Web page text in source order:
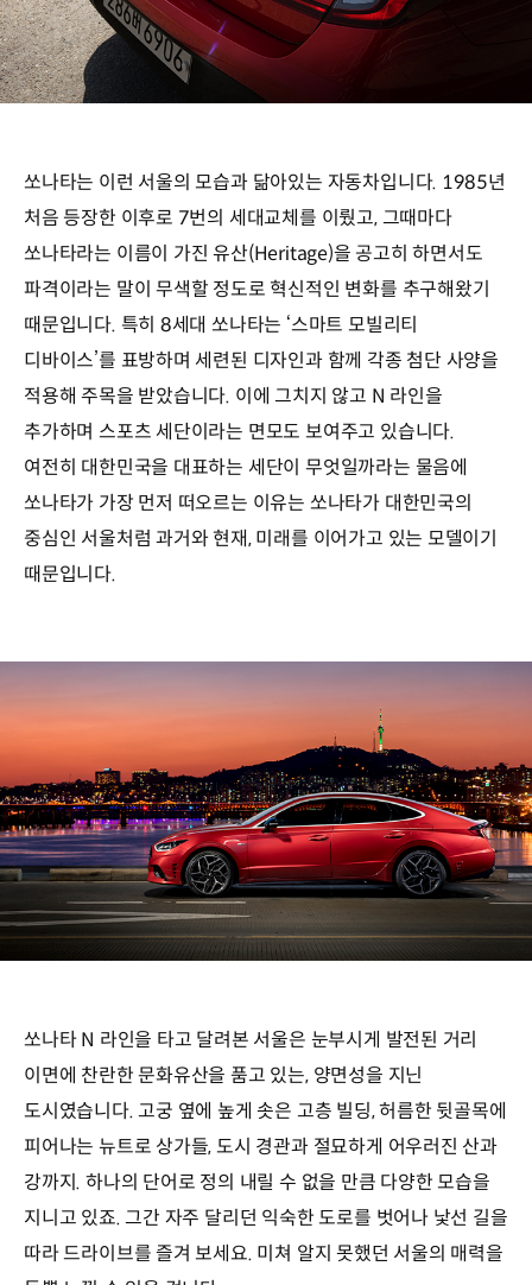
쏘나타는 이런 서울의 모습과 닮아있는 자동차입니다. 1985년
처음 등장한 이후로 7번의 세대교체를 이뤘고, 그때마다
쏘나타라는 이름이 가진 유산(Heritage)을 공고히 하면서도
파격이라는 말이 무색할 정도로 혁신적인 변화를 추구해왔기
때문입니다. 특히 8세대 쏘나타는 ‘스마트 모빌리티
디바이스’를 표방하며 세련된 디자인과 함께 각종 첨단 사양을
적용해 주목을 받았습니다. 이에 그치지 않고 N 라인을
추가하며 스포츠 세단이라는 면모도 보여주고 있습니다.
여전히 대한민국을 대표하는 세단이 무엇일까라는 물음에
쏘나타가 가장 먼저 떠오르는 이유는 쏘나타가 대한민국의
중심인 서울처럼 과거와 현재, 미래를 이어가고 있는 모델이기
때문입니다.
쏘나타 N 라인을 타고 달려본 서울은 눈부시게 발전된 거리
이면에 찬란한 문화유산을 품고 있는, 양면성을 지닌
도시였습니다. 고궁 옆에 높게 솟은 고층 빌딩, 허름한 뒷골목에
피어나는 뉴트로 상가들, 도시 경관과 절묘하게 어우러진 산과
강까지. 하나의 단어로 정의 내릴 수 없을 만큼 다양한 모습을
지니고 있죠. 그간 자주 달리던 익숙한 도로를 벗어나 낯선 길을
따라 드라이브를 즐겨 보세요. 미쳐 알지 못했던 서울의 매력을